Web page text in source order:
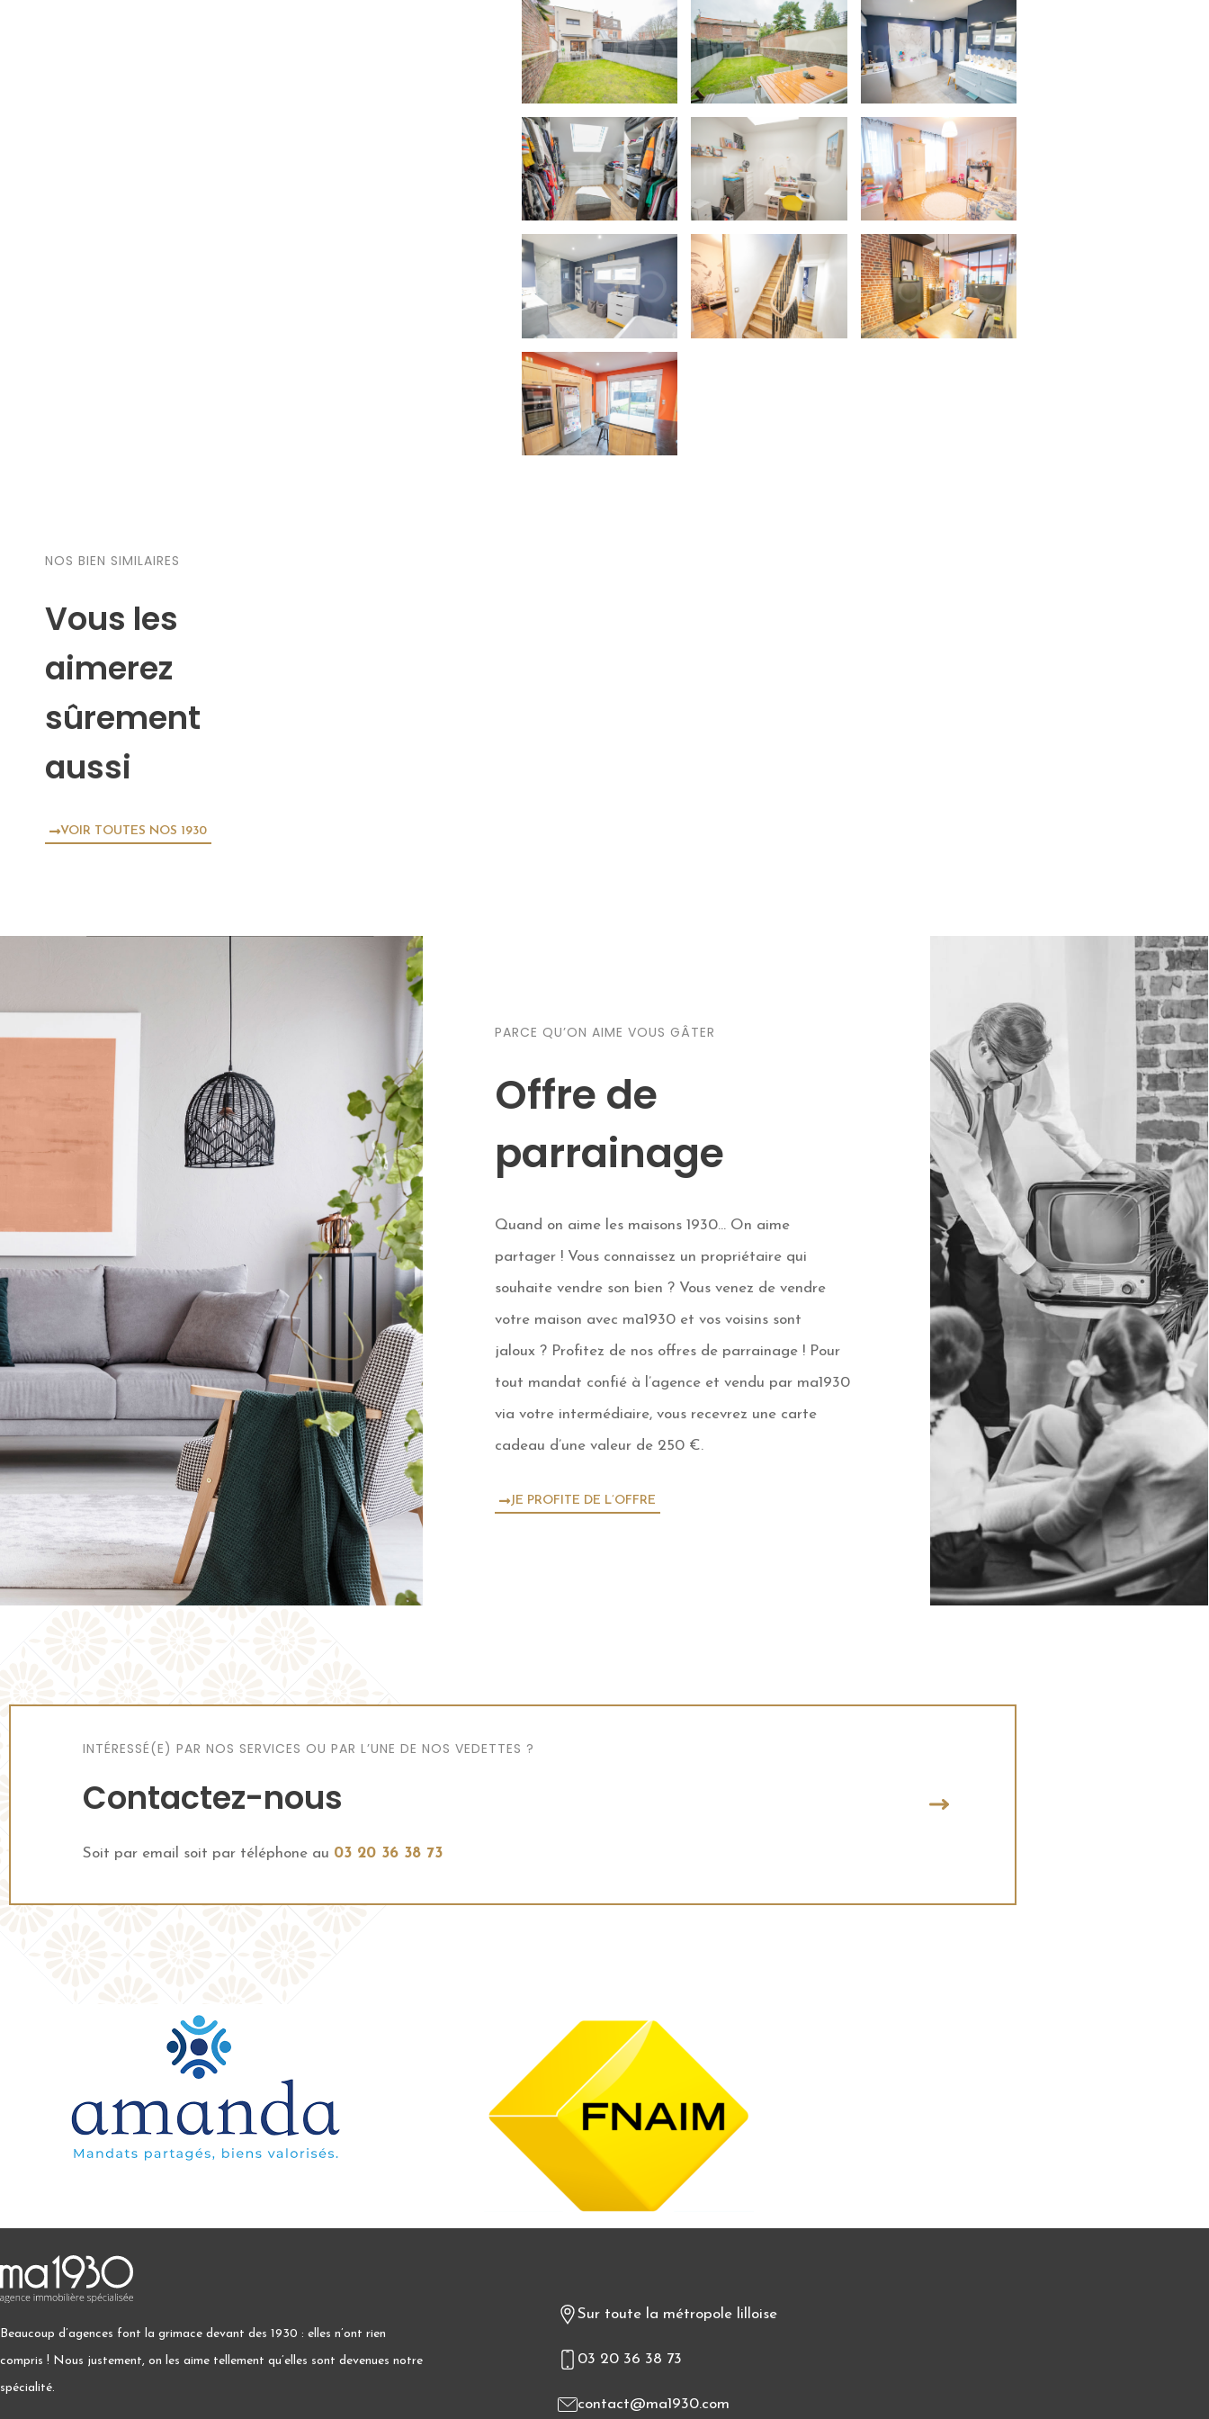
NOS BIEN SIMILAIRES
Vous les
aimerez
sûrement
aussi
VOIR TOUTES NOS 1930
PARCE QU’ON AIME VOUS GÂTER
Offre de
parrainage
Quand on aime les maisons 1930… On aime
partager ! Vous connaissez un propriétaire qui
souhaite vendre son bien ? Vous venez de vendre
votre maison avec ma1930 et vos voisins sont
jaloux ? Profitez de nos offres de parrainage ! Pour
tout mandat confié à l’agence et vendu par ma1930
via votre intermédiaire, vous recevrez une carte
cadeau d’une valeur de 250 €.
JE PROFITE DE L’OFFRE
INTÉRESSÉ(E) PAR NOS SERVICES OU PAR L’UNE DE NOS VEDETTES ?
Contactez-nous
Soit par email soit par téléphone au 03 20 36 38 73
Beaucoup d’agences font la grimace devant des 1930 : elles n’ont rien
compris ! Nous justement, on les aime tellement qu’elles sont devenues notre
spécialité.
Sur toute la métropole lilloise
03 20 36 38 73
contact@ma1930.com